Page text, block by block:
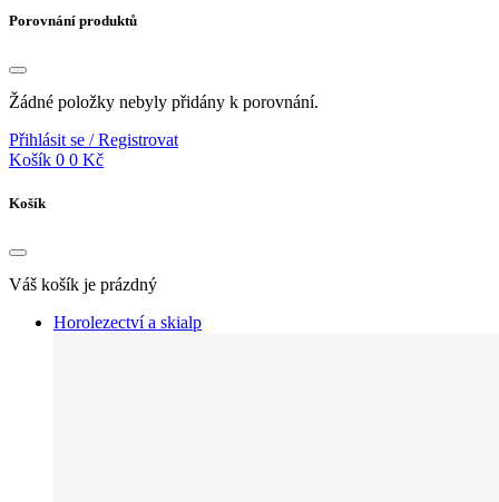
Porovnání produktů
Žádné položky nebyly přidány k porovnání.
Přihlásit se / Registrovat
Košík 0 0 Kč
Košík
Váš košík je prázdný
Horolezectví a skialp